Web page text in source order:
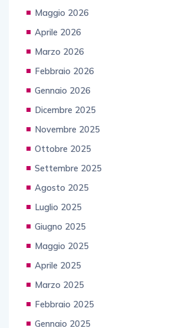
Maggio 2026
Aprile 2026
Marzo 2026
Febbraio 2026
Gennaio 2026
Dicembre 2025
Novembre 2025
Ottobre 2025
Settembre 2025
Agosto 2025
Luglio 2025
Giugno 2025
Maggio 2025
Aprile 2025
Marzo 2025
Febbraio 2025
Gennaio 2025